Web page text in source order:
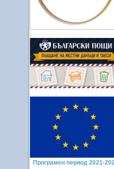
Програмен период 2021-